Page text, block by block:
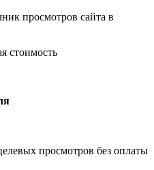
просмотров сайта в
стоимость
просмотров без оплаты